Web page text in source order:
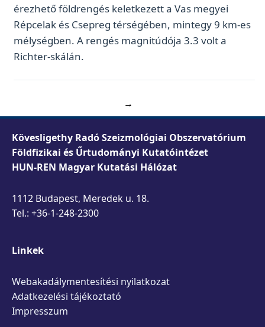
érezhető földrengés keletkezett a Vas megyei
Répcelak és Csepreg térségében, mintegy 9 km-es
mélységben. A rengés magnitúdója 3.3 volt a
Richter-skálán.
→
Kövesligethy Radó Szeizmológiai Obszervatórium
Földfizikai és Űrtudományi Kutatóintézet
HUN-REN Magyar Kutatási Hálózat
1112 Budapest, Meredek u. 18.
Tel.: +36-1-248-2300
Linkek
Webakadálymentesítési nyilatkozat
Adatkezelési tájékoztató
Impresszum